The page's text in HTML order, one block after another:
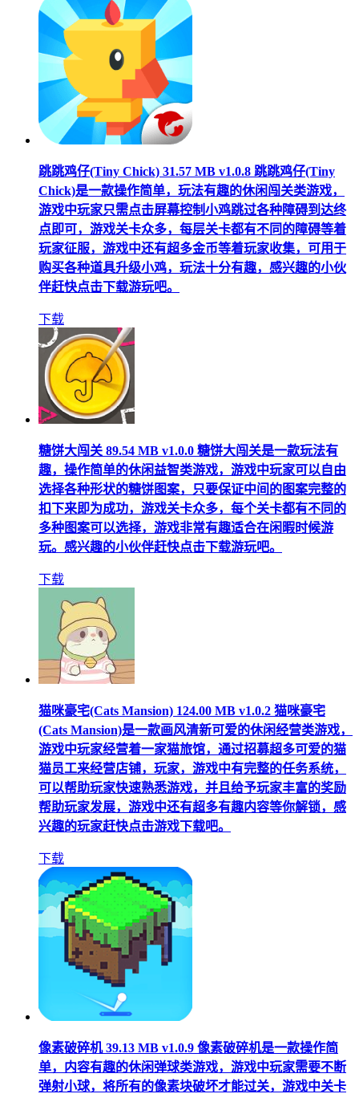
跳跳鸡仔(Tiny Chick) 31.57 MB v1.0.8 跳跳鸡仔(Tiny
Chick)是一款操作简单，玩法有趣的休闲闯关类游戏，
游戏中玩家只需点击屏幕控制小鸡跳过各种障碍到达终
点即可，游戏关卡众多，每层关卡都有不同的障碍等着
玩家征服，游戏中还有超多金币等着玩家收集，可用于
购买各种道具升级小鸡，玩法十分有趣，感兴趣的小伙
伴赶快点击下载游玩吧。
下载
糖饼大闯关 89.54 MB v1.0.0 糖饼大闯关是一款玩法有
趣，操作简单的休闲益智类游戏，游戏中玩家可以自由
选择各种形状的糖饼图案，只要保证中间的图案完整的
扣下来即为成功，游戏关卡众多，每个关卡都有不同的
多种图案可以选择，游戏非常有趣适合在闲暇时候游
玩。感兴趣的小伙伴赶快点击下载游玩吧。
下载
猫咪豪宅(Cats Mansion) 124.00 MB v1.0.2 猫咪豪宅
(Cats Mansion)是一款画风清新可爱的休闲经营类游戏，
游戏中玩家经营着一家猫旅馆，通过招募超多可爱的猫
猫员工来经营店铺，玩家，游戏中有完整的任务系统，
可以帮助玩家快速熟悉游戏，并且给予玩家丰富的奖励
帮助玩家发展，游戏中还有超多有趣内容等你解锁，感
兴趣的玩家赶快点击游戏下载吧。
下载
像素破碎机 39.13 MB v1.0.9 像素破碎机是一款操作简
单，内容有趣的休闲弹球类游戏，游戏中玩家需要不断
弹射小球，将所有的像素块破坏才能过关，游戏中关卡